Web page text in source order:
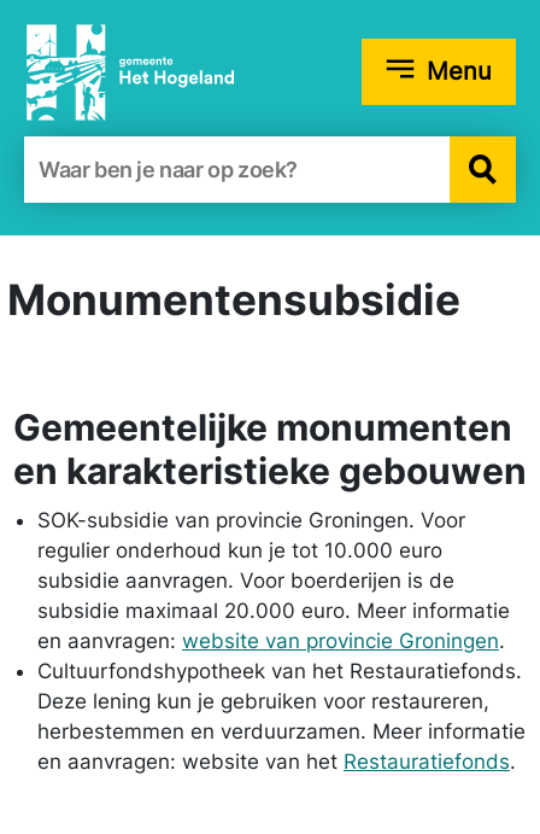
Zoekformulier
Menu
Monumentensubsidie
Gemeentelijke monumenten
en karakteristieke gebouwen
SOK-subsidie van provincie Groningen. Voor
regulier onderhoud kun je tot 10.000 euro
subsidie aanvragen. Voor boerderijen is de
subsidie maximaal 20.000 euro. Meer informatie
en aanvragen: website van provincie Groningen.
Cultuurfondshypotheek van het Restauratiefonds.
Deze lening kun je gebruiken voor restaureren,
herbestemmen en verduurzamen. Meer informatie
en aanvragen: website van het Restauratiefonds.